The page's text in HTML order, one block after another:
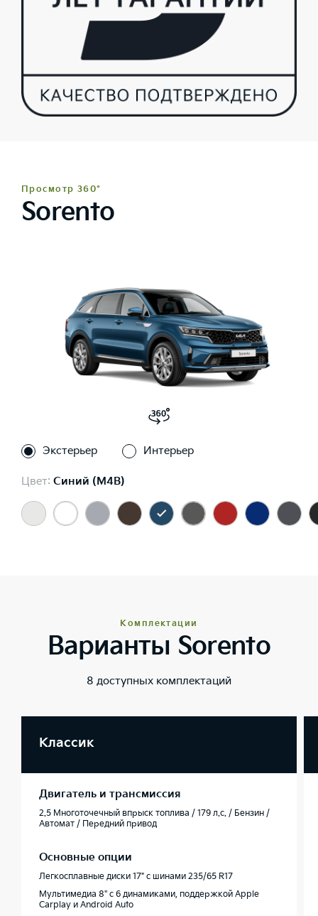
Просмотр 360°
Sorento
Экстерьер Интерьер
Цвет: Синий (M4B)
Комплектации
Варианты Sorento
8 доступных комплектаций
Классик
Двигатель и трансмиссия
2.5 Многоточечный впрыск топлива / 179 л.с. / Бензин /
Автомат / Передний привод
Основные опции
Легкосплавные диски 17" с шинами 235/65 R17
Мультимедиа 8'' с 6 динамиками, поддержкой Apple
Carplay и Android Auto